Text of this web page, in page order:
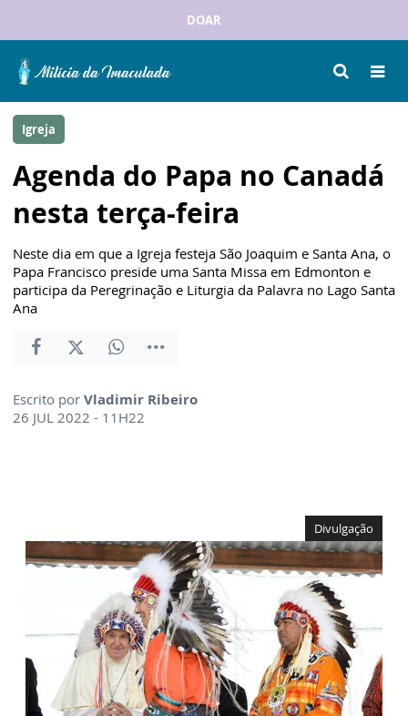
DOAR
Igreja
Agenda do Papa no Canadá
nesta terça-feira
Neste dia em que a Igreja festeja São Joaquim e Santa Ana, o
Papa Francisco preside uma Santa Missa em Edmonton e
participa da Peregrinação e Liturgia da Palavra no Lago Santa
Ana
Escrito por Vladimir Ribeiro
26 JUL 2022 - 11H22
Divulgação